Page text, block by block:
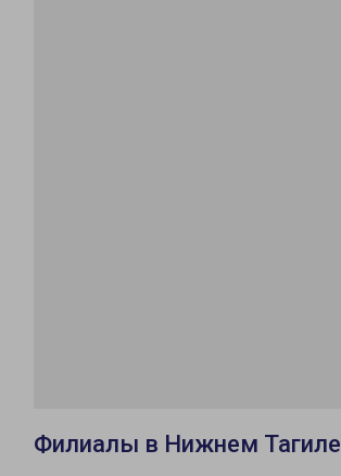
Филиалы в Нижнем Тагиле